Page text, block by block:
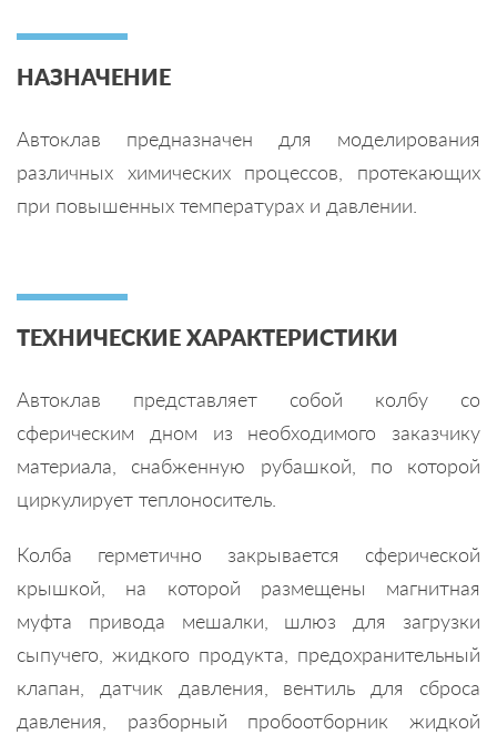
НАЗНАЧЕНИЕ
Автоклав предназначен для моделирования
различных химических процессов, протекающих
при повышенных температурах и давлении.
ТЕХНИЧЕСКИЕ ХАРАКТЕРИСТИКИ
Автоклав представляет собой колбу со
сферическим дном из необходимого заказчику
материала, снабженную рубашкой, по которой
циркулирует теплоноситель.
Колба герметично закрывается сферической
крышкой, на которой размещены магнитная
муфта привода мешалки, шлюз для загрузки
сыпучего, жидкого продукта, предохранительный
клапан, датчик давления, вентиль для сброса
давления, разборный пробоотборник жидкой